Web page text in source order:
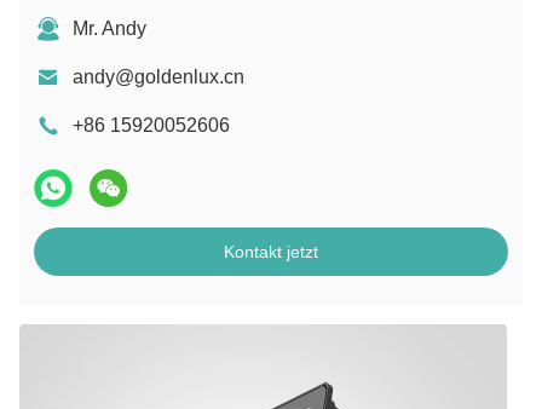
Mr. Andy
andy@goldenlux.cn
+86 15920052606
Kontakt jetzt